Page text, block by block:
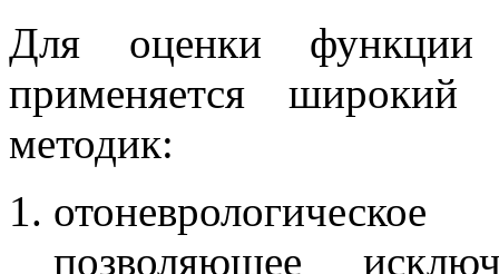
Для оценки функции
применяется широкий
методик:
позволяющее